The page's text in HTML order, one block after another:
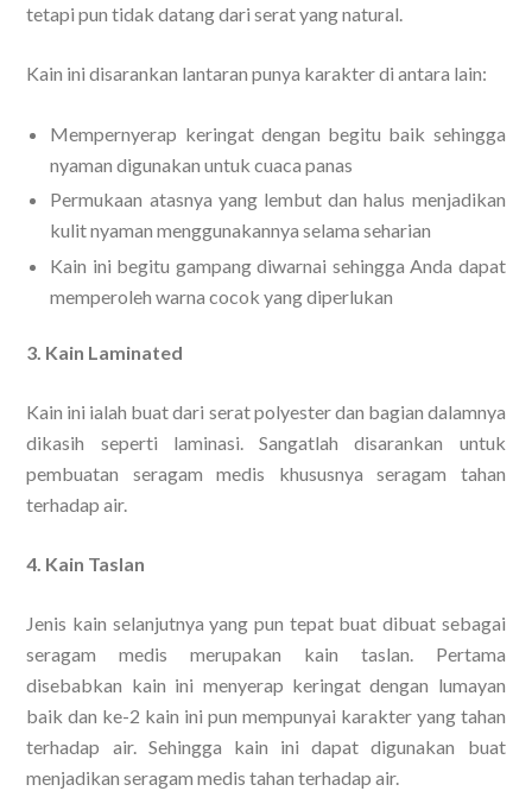
tetapi pun tidak datang dari serat yang natural.
Kain ini disarankan lantaran punya karakter di antara lain:
Mempernyerap keringat dengan begitu baik sehingga
nyaman digunakan untuk cuaca panas
Permukaan atasnya yang lembut dan halus menjadikan
kulit nyaman menggunakannya selama seharian
Kain ini begitu gampang diwarnai sehingga Anda dapat
memperoleh warna cocok yang diperlukan
3. Kain Laminated
Kain ini ialah buat dari serat polyester dan bagian dalamnya
dikasih seperti laminasi. Sangatlah disarankan untuk
pembuatan seragam medis khususnya seragam tahan
terhadap air.
4. Kain Taslan
Jenis kain selanjutnya yang pun tepat buat dibuat sebagai
seragam medis merupakan kain taslan. Pertama
disebabkan kain ini menyerap keringat dengan lumayan
baik dan ke-2 kain ini pun mempunyai karakter yang tahan
terhadap air. Sehingga kain ini dapat digunakan buat
menjadikan seragam medis tahan terhadap air.